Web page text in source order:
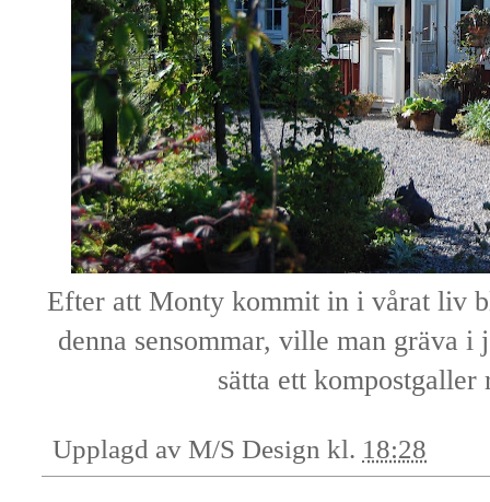
Efter att Monty kommit in i vårat liv
denna sensommar, ville man gräva
sätta ett kompostgaller
Upplagd av M/S Design kl. 18:28